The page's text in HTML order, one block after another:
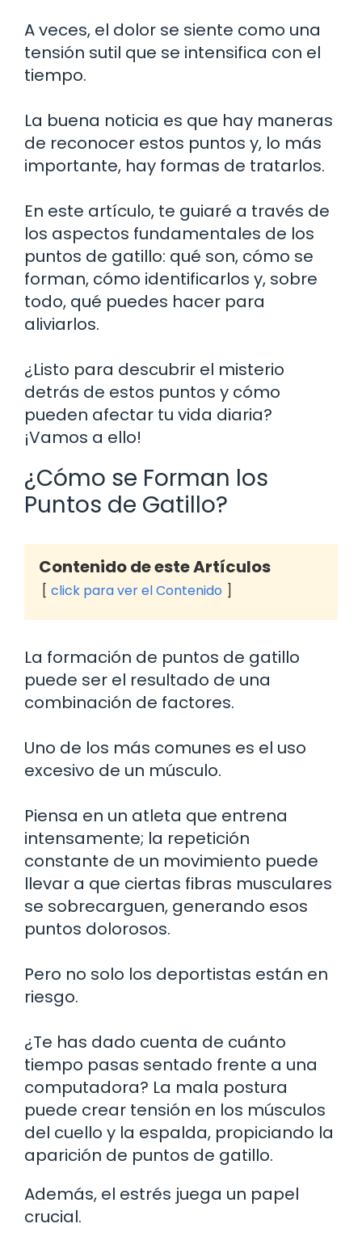
A veces, el dolor se siente como una
tensión sutil que se intensifica con el
tiempo.
La buena noticia es que hay maneras
de reconocer estos puntos y, lo más
importante, hay formas de tratarlos.
En este artículo, te guiaré a través de
los aspectos fundamentales de los
puntos de gatillo: qué son, cómo se
forman, cómo identificarlos y, sobre
todo, qué puedes hacer para
aliviarlos.
¿Listo para descubrir el misterio
detrás de estos puntos y cómo
pueden afectar tu vida diaria?
¡Vamos a ello!
¿Cómo se Forman los
Puntos de Gatillo?
Contenido de este Artículos
click para ver el Contenido
La formación de puntos de gatillo
puede ser el resultado de una
combinación de factores.
Uno de los más comunes es el uso
excesivo de un músculo.
Piensa en un atleta que entrena
intensamente; la repetición
constante de un movimiento puede
llevar a que ciertas fibras musculares
se sobrecarguen, generando esos
puntos dolorosos.
Pero no solo los deportistas están en
riesgo.
¿Te has dado cuenta de cuánto
tiempo pasas sentado frente a una
computadora? La mala postura
puede crear tensión en los músculos
del cuello y la espalda, propiciando la
aparición de puntos de gatillo.
Además, el estrés juega un papel
crucial.